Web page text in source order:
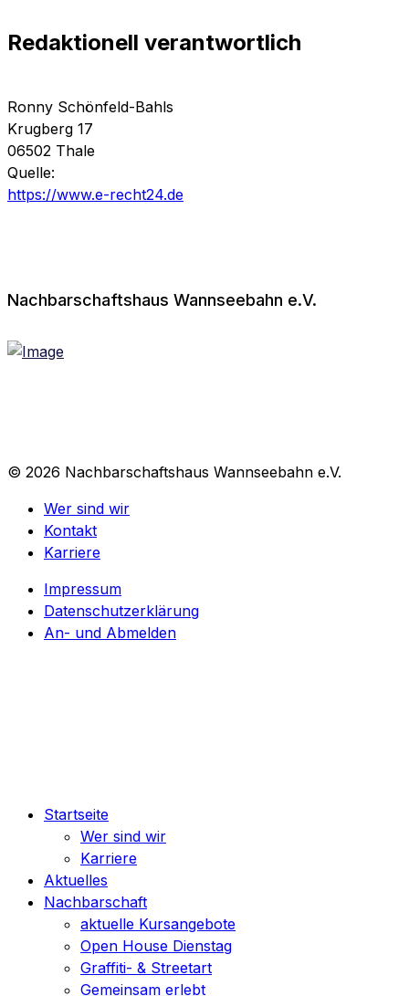
Redaktionell verantwortlich
Ronny Schönfeld-Bahls
Krugberg 17
06502 Thale
Quelle:
https://www.e-recht24.de
Nachbarschaftshaus Wannseebahn e.V.
© 2026 Nachbarschaftshaus Wannseebahn e.V.
Wer sind wir
Kontakt
Karriere
Impressum
Datenschutzerklärung
An- und Abmelden
Startseite
Wer sind wir
Karriere
Aktuelles
Nachbarschaft
aktuelle Kursangebote
Open House Dienstag
Graffiti- & Streetart
Gemeinsam erlebt